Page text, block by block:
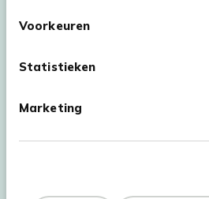
Voorkeuren
Statistieken
Marketing